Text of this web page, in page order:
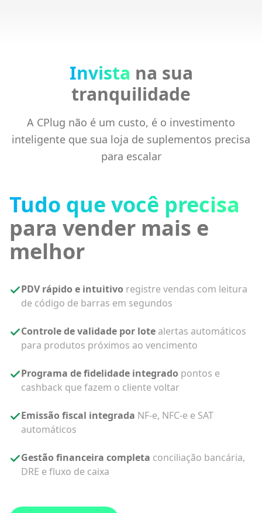
Invista na sua
tranquilidade
A CPlug não é um custo, é o investimento
inteligente que sua loja de suplementos precisa
para escalar
Tudo que você precisa
para vender mais e
melhor
PDV rápido e intuitivo registre vendas com leitura
de código de barras em segundos
Controle de validade por lote alertas automáticos
para produtos próximos ao vencimento
Programa de fidelidade integrado pontos e
cashback que fazem o cliente voltar
Emissão fiscal integrada NF-e, NFC-e e SAT
automáticos
Gestão financeira completa conciliação bancária,
DRE e fluxo de caixa